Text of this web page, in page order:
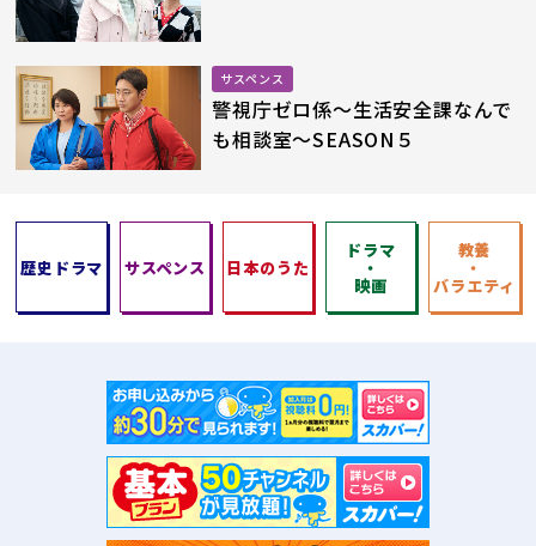
サスペンス
警視庁ゼロ係～生活安全課なんで
も相談室～SEASON５
歴史ドラマ サスペンス 日本のうた
ドラマ
・
映画
教養
・
バラエティ